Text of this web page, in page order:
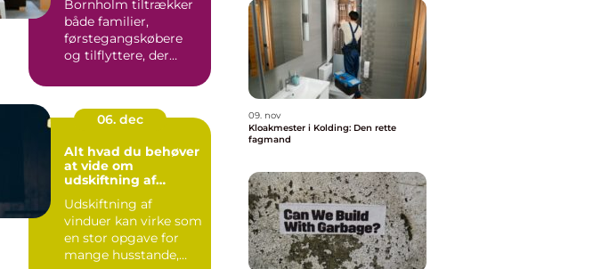
Bornholm tiltrækker
både familier,
førstegangskøbere
og tilflyttere, der
til hav, ...
06. dec
Alt hvad du behøver
at vide om
udskiftning af
Udskiftning af
vinduer kan virke som
en stor opgave for
mange husstande,
09. nov
Kloakmester i Kolding: Den rette
fagmand